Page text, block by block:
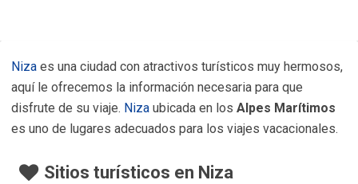
Niza es una ciudad con atractivos turísticos muy hermosos,
aquí le ofrecemos la información necesaria para que
disfrute de su viaje. Niza ubicada en los Alpes Marítimos
es uno de lugares adecuados para los viajes vacacionales.
Sitios turísticos en Niza